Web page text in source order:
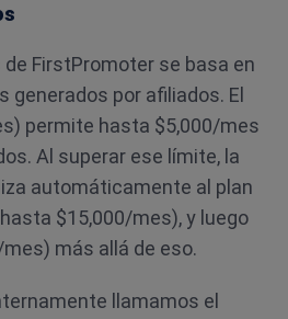
FirstPromoter se basa en
generados por afiliados. El
permite hasta $5,000/mes
Al superar ese límite, la
automáticamente al plan
$15,000/mes), y luego
más allá de eso.
llamamos el